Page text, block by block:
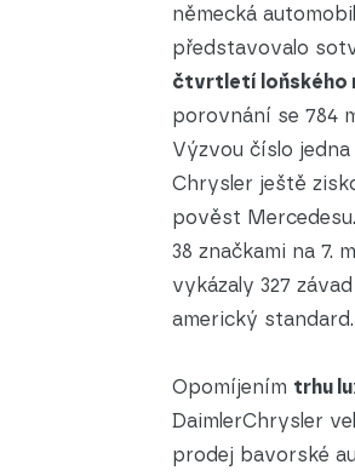
německá
představovalo
čtvrtletí loňského
porovnání se 784
Výzvou číslo
Chrysler ještě
pověst
38 značkami na 7.
vykázaly 327
americký standard.
Opomíjením trhu
DaimlerChrysler
prodej bavorské